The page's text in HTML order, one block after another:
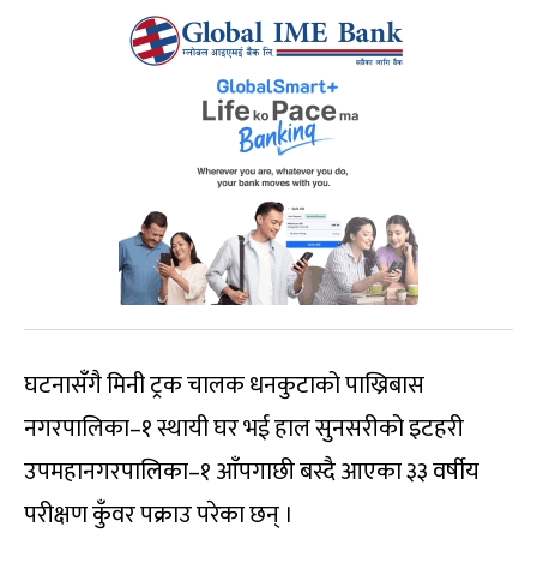
घटनासँगै मिनी ट्रक चालक धनकुटाको पाख्रिबास
नगरपालिका–१ स्थायी घर भई हाल सुनसरीको इटहरी
उपमहानगरपालिका–१ आँपगाछी बस्दै आएका ३३ वर्षीय
परीक्षण कुँवर पक्राउ परेका छन् ।